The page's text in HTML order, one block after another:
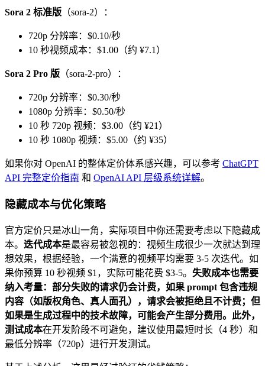
Sora 2 标准版 （sora-2）：
720p 分辨率：$0.10/秒
10 秒视频成本：$1.00（约 ¥7.1）
Sora 2 Pro 版 （sora-2-pro）：
720p 分辨率：$0.30/秒
1080p 分辨率：$0.50/秒
10 秒 720p 视频：$3.00（约 ¥21）
10 秒 1080p 视频：$5.00（约 ¥35）
如果你对 OpenAI 的整体定价体系感兴趣，可以参考 ChatGPT
API 完整定价指南 和 OpenAI API 层级系统详解。
隐藏成本与优化策略
官方定价只是冰山一角，实际项目中你还需要考虑以下隐藏成
本。 迭代成本是最容易被忽视的：视频生成很少一次就达到理
想效果，根据经验，一个满意的视频平均需要 3-5 次迭代。如
果你预算 10 秒视频 $1，实际可能花费 $3-5。 失败成本也需要
纳入考量：部分失败的请求仍会计费，如果 prompt 包含违规
内容（如版权角色、真人面孔），请求会被拒绝且不计费；但
如果是生成过程中的技术故障，可能会产生部分费用。此外，
测试成本在开发阶段不可避免，建议使用最短时长（4 秒）和
最低分辨率（720p）进行开发测试。